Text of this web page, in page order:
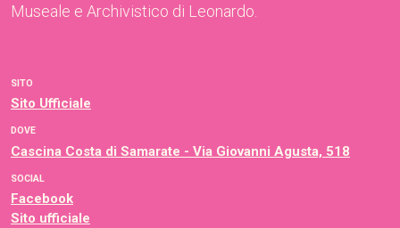
SITO
Sito Ufficiale
DOVE
Cascina Costa di Samarate - Via Giovanni Agusta, 518
SOCIAL
Facebook
Sito ufficiale
Museale e Archivistico di Leonardo.